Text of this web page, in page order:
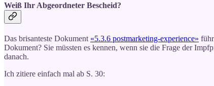
Weiß Ihr Abgeordneter Bescheid?
Das brisanteste Dokument «5.3.6 postmarketing-experience»
Dokument? Sie müssten es kennen, wenn sie die Frage der
danach.
Ich zitiere einfach mal ab S. 30: